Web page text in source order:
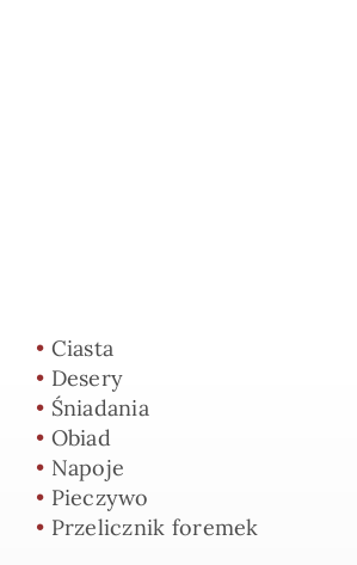
• Ciasta
• Desery
• Śniadania
• Obiad
• Napoje
• Pieczywo
• Przelicznik foremek